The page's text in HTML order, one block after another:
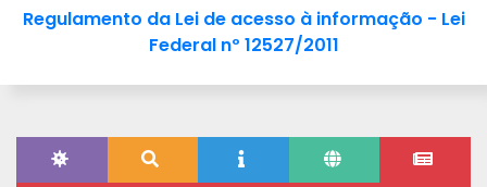
Regulamento da Lei de acesso à informação - Lei
Federal nº 12527/2011